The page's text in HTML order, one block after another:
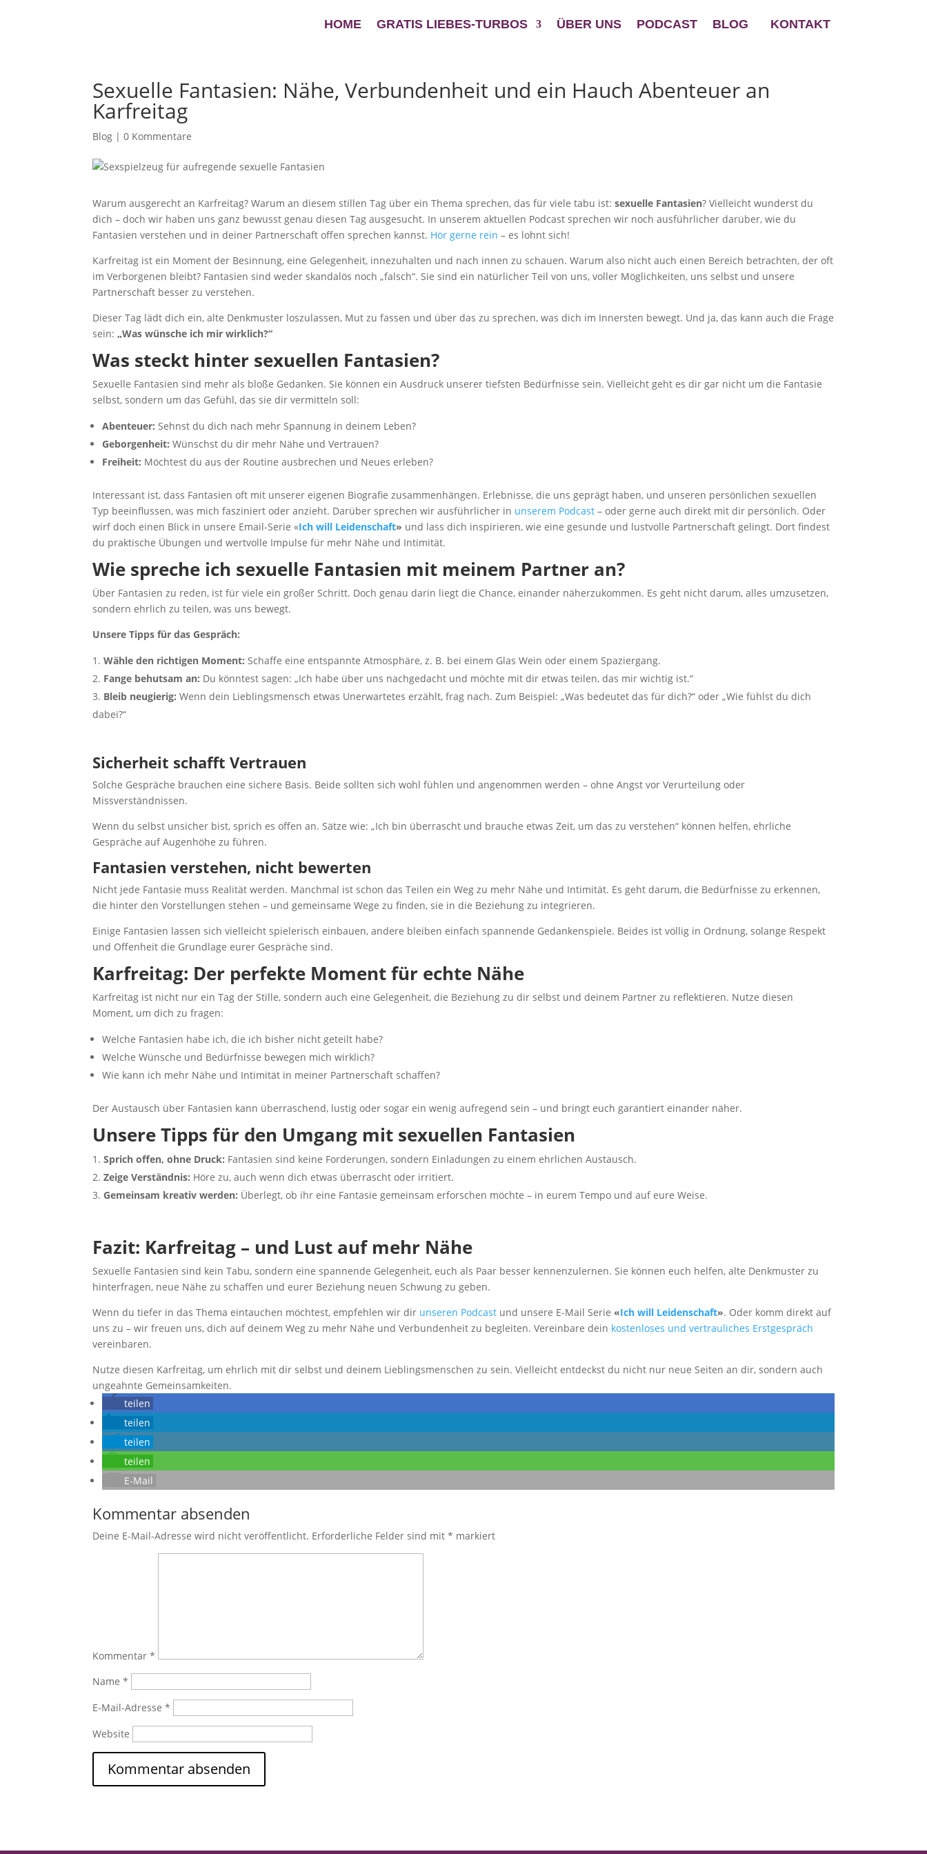
HOME GRATIS LIEBES-TURBOS ÜBER UNS PODCAST BLOG KONTAKT
Sexuelle Fantasien: Nähe, Verbundenheit und ein Hauch Abenteuer an
Karfreitag
Blog |0 Kommentare
Warum ausgerecht an Karfreitag? Warum an diesem stillen Tag über ein Thema sprechen, das für viele tabu ist:sexuelle Fantasien? Vielleicht wunderst du
dich – doch wir haben uns ganz bewusst genau diesen Tag ausgesucht. In unserem aktuellen Podcast sprechen wir noch ausführlicher darüber, wie du
Fantasien verstehen und in deiner Partnerschaft offen sprechen kannst. Hör gerne rein – es lohnt sich!
Karfreitag ist ein Moment der Besinnung, eine Gelegenheit, innezuhalten und nach innen zu schauen. Warum also nicht auch einen Bereich betrachten, der oft
im Verborgenen bleibt? Fantasien sind weder skandalös noch „falsch“. Sie sind ein natürlicher Teil von uns, voller Möglichkeiten, uns selbst und unsere
Partnerschaft besser zu verstehen.
Dieser Tag lädt dich ein, alte Denkmuster loszulassen, Mut zu fassen und über das zu sprechen, was dich im Innersten bewegt. Und ja, das kann auch die Frage
sein:„Was wünsche ich mir wirklich?“
Was steckt hinter sexuellen Fantasien?
Sexuelle Fantasien sind mehr als bloße Gedanken. Sie können ein Ausdruck unserer tiefsten Bedürfnisse sein. Vielleicht geht es dir gar nicht um die Fantasie
selbst, sondern um das Gefühl, das sie dir vermitteln soll:
Abenteuer: Sehnst du dich nach mehr Spannung in deinem Leben?
Geborgenheit: Wünschst du dir mehr Nähe und Vertrauen?
Freiheit: Möchtest du aus der Routine ausbrechen und Neues erleben?
Interessant ist, dass Fantasien oft mit unserer eigenen Biografie zusammenhängen. Erlebnisse, die uns geprägt haben, und unseren persönlichen sexuellen
Typ beeinflussen, was mich fasziniert oder anzieht. Darüber sprechen wir ausführlicher in unserem Podcast – oder gerne auch direkt mit dir persönlich. Oder
wirf doch einen Blick in unsere Email-Serie «Ich will Leidenschaft» und lass dich inspirieren, wie eine gesunde und lustvolle Partnerschaft gelingt. Dort findest
du praktische Übungen und wertvolle Impulse für mehr Nähe und Intimität.
Wie spreche ich sexuelle Fantasien mit meinem Partner an?
Über Fantasien zu reden, ist für viele ein großer Schritt. Doch genau darin liegt die Chance, einander näherzukommen. Es geht nicht darum, alles umzusetzen,
sondern ehrlich zu teilen, was uns bewegt.
Unsere Tipps für das Gespräch:
Wähle den richtigen Moment: Schaffe eine entspannte Atmosphäre, z. B. bei einem Glas Wein oder einem Spaziergang.
Fange behutsam an: Du könntest sagen: „Ich habe über uns nachgedacht und möchte mit dir etwas teilen, das mir wichtig ist.“
Bleib neugierig: Wenn dein Lieblingsmensch etwas Unerwartetes erzählt, frag nach. Zum Beispiel: „Was bedeutet das für dich?“ oder „Wie fühlst du dich
dabei?“
Sicherheit schafft Vertrauen
Solche Gespräche brauchen eine sichere Basis. Beide sollten sich wohl fühlen und angenommen werden – ohne Angst vor Verurteilung oder
Missverständnissen.
Wenn du selbst unsicher bist, sprich es offen an. Sätze wie: „Ich bin überrascht und brauche etwas Zeit, um das zu verstehen“ können helfen, ehrliche
Gespräche auf Augenhöhe zu führen.
Fantasien verstehen, nicht bewerten
Nicht jede Fantasie muss Realität werden. Manchmal ist schon das Teilen ein Weg zu mehr Nähe und Intimität. Es geht darum, die Bedürfnisse zu erkennen,
die hinter den Vorstellungen stehen – und gemeinsame Wege zu finden, sie in die Beziehung zu integrieren.
Einige Fantasien lassen sich vielleicht spielerisch einbauen, andere bleiben einfach spannende Gedankenspiele. Beides ist völlig in Ordnung, solange Respekt
und Offenheit die Grundlage eurer Gespräche sind.
Karfreitag: Der perfekte Moment für echte Nähe
Karfreitag ist nicht nur ein Tag der Stille, sondern auch eine Gelegenheit, die Beziehung zu dir selbst und deinem Partner zu reflektieren. Nutze diesen
Moment, um dich zu fragen:
Welche Fantasien habe ich, die ich bisher nicht geteilt habe?
Welche Wünsche und Bedürfnisse bewegen mich wirklich?
Wie kann ich mehr Nähe und Intimität in meiner Partnerschaft schaffen?
Der Austausch über Fantasien kann überraschend, lustig oder sogar ein wenig aufregend sein – und bringt euch garantiert einander näher.
Unsere Tipps für den Umgang mit sexuellen Fantasien
Sprich offen, ohne Druck: Fantasien sind keine Forderungen, sondern Einladungen zu einem ehrlichen Austausch.
Zeige Verständnis: Höre zu, auch wenn dich etwas überrascht oder irritiert.
Gemeinsam kreativ werden: Überlegt, ob ihr eine Fantasie gemeinsam erforschen möchte – in eurem Tempo und auf eure Weise.
Fazit: Karfreitag – und Lust auf mehr Nähe
Sexuelle Fantasien sind kein Tabu, sondern eine spannende Gelegenheit, euch als Paar besser kennenzulernen. Sie können euch helfen, alte Denkmuster zu
hinterfragen, neue Nähe zu schaffen und eurer Beziehung neuen Schwung zu geben.
Wenn du tiefer in das Thema eintauchen möchtest, empfehlen wir dir unseren Podcast und unsere E-Mail Serie «Ich will Leidenschaft». Oder komm direkt auf
uns zu – wir freuen uns, dich auf deinem Weg zu mehr Nähe und Verbundenheit zu begleiten. Vereinbare dein kostenloses und vertrauliches Erstgespräch
vereinbaren.
Nutze diesen Karfreitag, um ehrlich mit dir selbst und deinem Lieblingsmenschen zu sein. Vielleicht entdeckst du nicht nur neue Seiten an dir, sondern auch
ungeahnte Gemeinsamkeiten.
teilen
teilen
teilen
teilen
E-Mail
Kommentar absenden
Deine E-Mail-Adresse wird nicht veröffentlicht. Erforderliche Felder sind mit* markiert
Kommentar*
Name*
E-Mail-Adresse*
Website